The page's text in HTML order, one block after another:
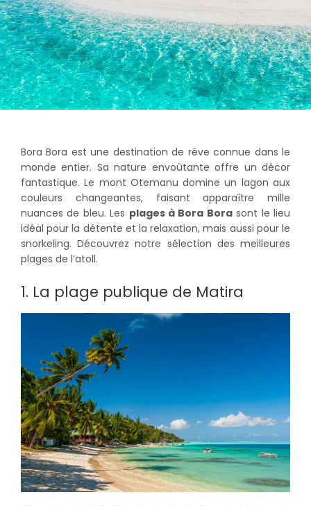
Bora Bora est une destination de rêve connue dans le
monde entier. Sa nature envoûtante offre un décor
fantastique. Le mont Otemanu domine un lagon aux
couleurs changeantes, faisant apparaître mille
nuances de bleu. Les plages à Bora Borasont le lieu
idéal pour la détente et la relaxation, mais aussi pour le
snorkeling. Découvrez notre sélection des meilleures
plages de l’atoll.
1. La plage publique de Matira